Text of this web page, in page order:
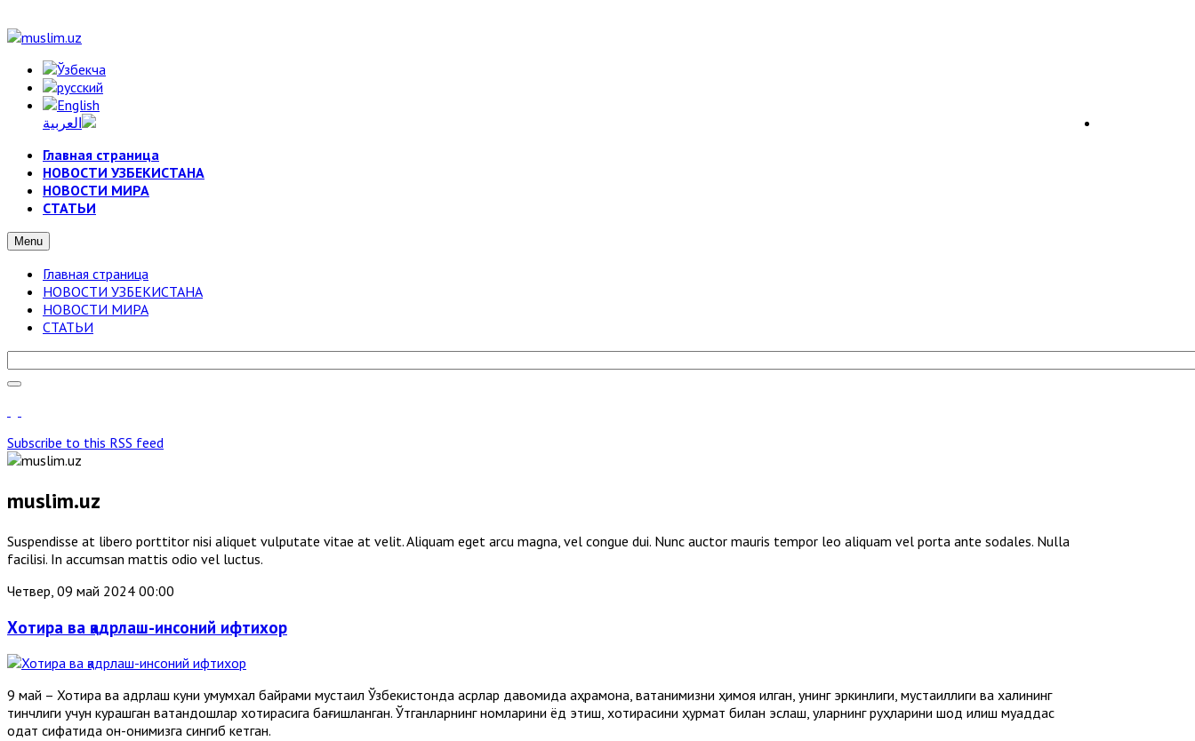
Главная страница
НОВОСТИ УЗБЕКИСТАНА
НОВОСТИ МИРА
СТАТЬИ
Menu
Главная страница
НОВОСТИ УЗБЕКИСТАНА
НОВОСТИ МИРА
СТАТЬИ
Subscribe to this RSS feed
muslim.uz
Suspendisse at libero porttitor nisi aliquet vulputate vitae at velit. Aliquam eget arcu magna, vel congue dui. Nunc auctor mauris tempor leo aliquam vel porta ante sodales. Nulla
facilisi. In accumsan mattis odio vel luctus.
Четвер, 09 май 2024 00:00
Хотира ва қадрлаш-инсоний ифтихор
9 май – Хотира ва қадрлаш куни умумхалқ байрами мустақил Ўзбекистонда асрлар давомида қаҳрамона, ватанимизни ҳимоя қилган, унинг эркинлиги, мустақиллиги ва xалқининг
тинчлиги учун курашган ватандошлар xотирасига бағишланган. Ўтганларнинг номларини ёд этиш, хотирасини ҳурмат билан эслаш, уларнинг руҳларини шод қилиш муқаддас
одат сифатида қон-қонимизга сингиб кетган.